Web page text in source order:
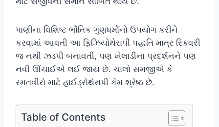
પાણીના વિશિષ્ટ ભૌતિક ગુણધર્મોનો ઉપયોગ કરીને
કરવામાં આવતી આ ફિઝિયોથેરાપી પદ્ધતિ માત્ર રિકવરી
જ નથી ઝડપી બનાવતી, પણ ખેલાડીના પ્રદર્શનને પણ
નવી ઊંચાઈએ લઈ જાય છે. ચાલો સમજીએ કે
રમતવીરો માટે હાઈડ્રોથેરાપી કેમ શ્રેષ્ઠ છે.
Table of Contents